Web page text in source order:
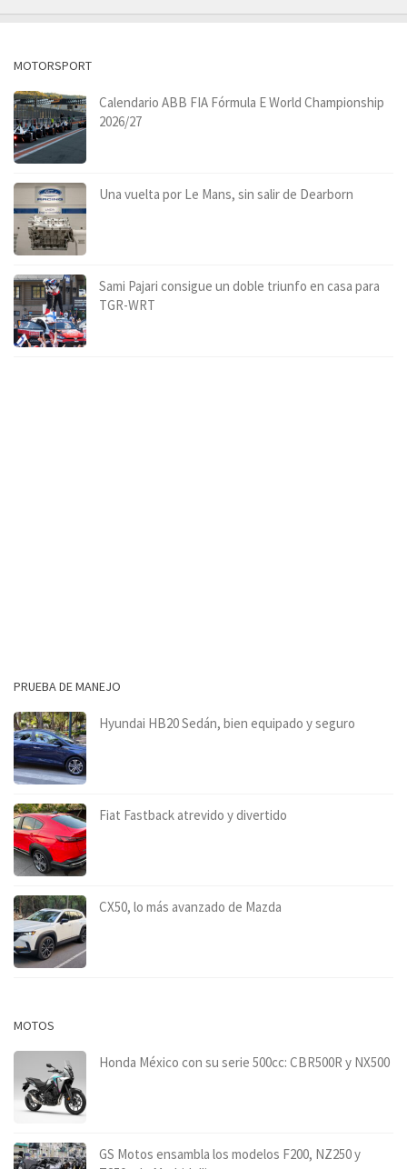
MOTORSPORT
Calendario ABB FIA Fórmula E World Championship
2026/27
Una vuelta por Le Mans, sin salir de Dearborn
Sami Pajari consigue un doble triunfo en casa para
TGR-WRT
PRUEBA DE MANEJO
Hyundai HB20 Sedán, bien equipado y seguro
Fiat Fastback atrevido y divertido
CX50, lo más avanzado de Mazda
MOTOS
Honda México con su serie 500cc: CBR500R y NX500
GS Motos ensambla los modelos F200, NZ250 y